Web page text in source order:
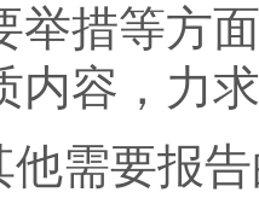
举措等方
内容，力
他需要报